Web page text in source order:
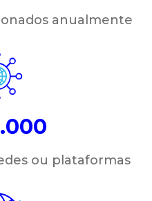
anualmente
ou plataformas